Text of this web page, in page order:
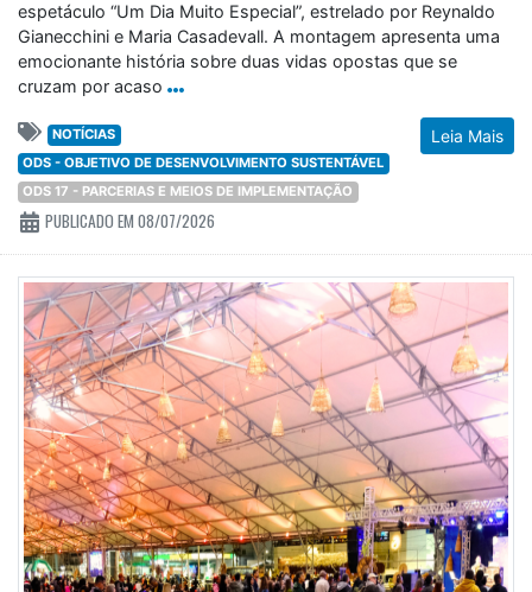
espetáculo “Um Dia Muito Especial”, estrelado por Reynaldo
Gianecchini e Maria Casadevall. A montagem apresenta uma
emocionante história sobre duas vidas opostas que se
cruzam por acaso
Leia Mais
NOTÍCIAS
ODS - OBJETIVO DE DESENVOLVIMENTO SUSTENTÁVEL
ODS 17 - PARCERIAS E MEIOS DE IMPLEMENTAÇÃO
PUBLICADO EM 08/07/2026